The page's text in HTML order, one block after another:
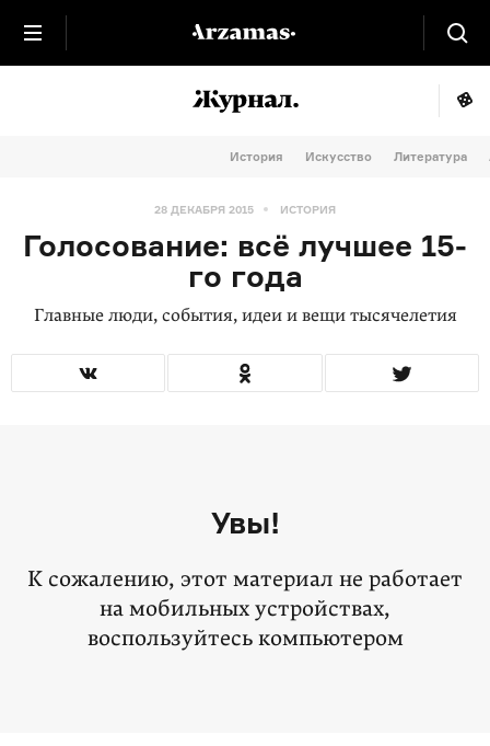
История Искусство Литература
28 ДЕКАБРЯ 2015 ИСТОРИЯ
Голосование: всё лучшее 15-
го года
Главные люди, события, идеи и вещи тысячелетия
Увы!
К сожалению, этот материал не работает
на мобильных устройствах,
воспользуйтесь компьютером